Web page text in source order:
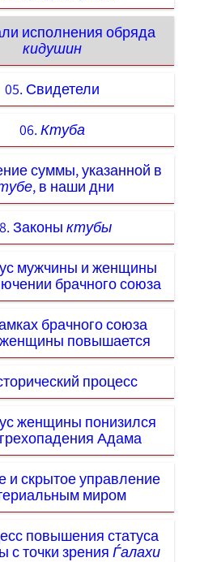
исполнения обряда
кидушин
05. Свидетели
06. Ктуба
суммы, указанной в
, в наши дни
Законы ктубы
мужчины и женщины
брачного союза
брачного союза
женщины повышается
процесс
женщины понизился
Адама
и скрытое управление
миром
повышения статуса
точки зрения Ѓалахи